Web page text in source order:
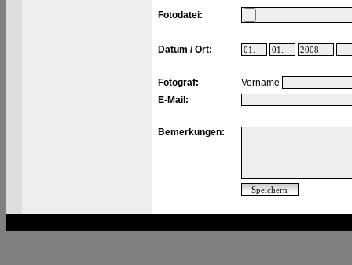
Fotodatei:
Datum / Ort:
Fotograf:
Vorname
E-Mail:
Bemerkungen: